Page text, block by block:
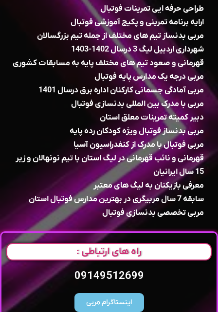
طراحی حرفه ایی تمرینات فوتبال
ارایه برنامه تمرینی و پکیج آموزشی فوتبال
مربی بدنساز تیم های مختلف از جمله تیم بزرگسالان
شهرداری اردبیل لیگ 3 درسال 1402-1403
قهرمانی و صعود تیم های مختلف پایه به مسابقات کشوری
مربی درجه یک مدارس پایه فوتبال
مربی آمادگی جسمانی کارکنان اداره برق درسال 1401
مربی با مدرک بین المللی بدنسازی فوتبال
دبیر کمیته تمرینات معلق استان
مربی بدنساز فوتبال ویژه کودکان رده پایه
مربی فوتبال با مدرک از کنفدراسیون آسیا
قهرمانی و نائب قهرمانی در لیگ استان با تیم نونهالان و زیر
15 سال ایرانیان
معرفی بازیکنان به لیگ های معتبر
سابقه 7 سال مربیگری در بهترین مدارس فوتبال استان
مربی تخصصی بدنسازی فوتبال
راه های ارتباطی :
09149512699
اینستاگرام مربی